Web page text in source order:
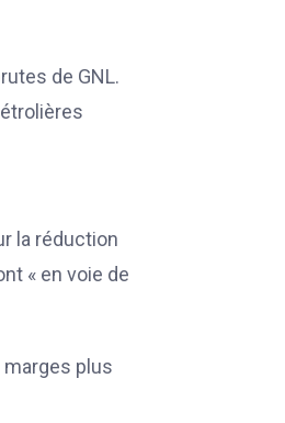
de GNL.
la réduction
« en voie de
plus